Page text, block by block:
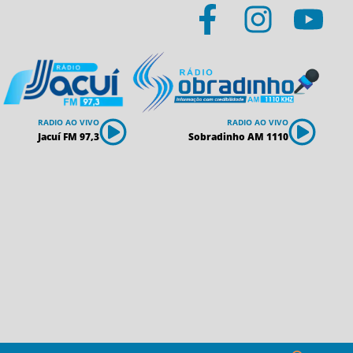
RADIO AO VIVO
Jacuí FM 97,3
RADIO AO VIVO
Sobradinho AM 1110